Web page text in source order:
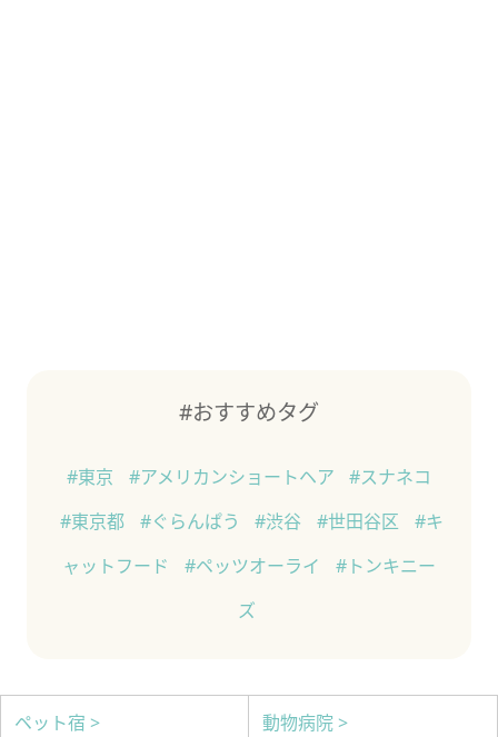
#おすすめタグ
#東京 #アメリカンショートヘア
#スナネコ
#東京都
#ぐらんぱう #渋谷 #世田谷区
#キ
ャットフード
#ペッツオーライ
#トンキニー
ズ
ペット宿 > 動物病院 >